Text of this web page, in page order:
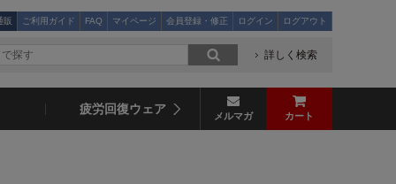
販 ご利用ガイド FAQ マイページ 会員登録・修正 ログイン ログアウト
詳しく検索
疲労回復ウェア メルマガ カート